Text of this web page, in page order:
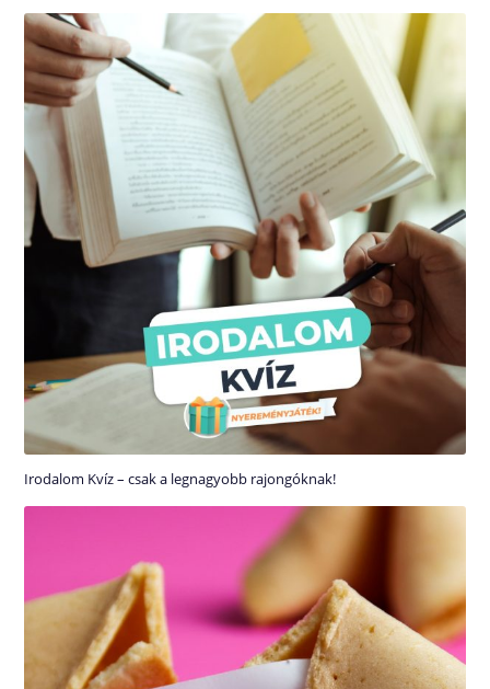
Irodalom Kvíz – csak a legnagyobb rajongóknak!